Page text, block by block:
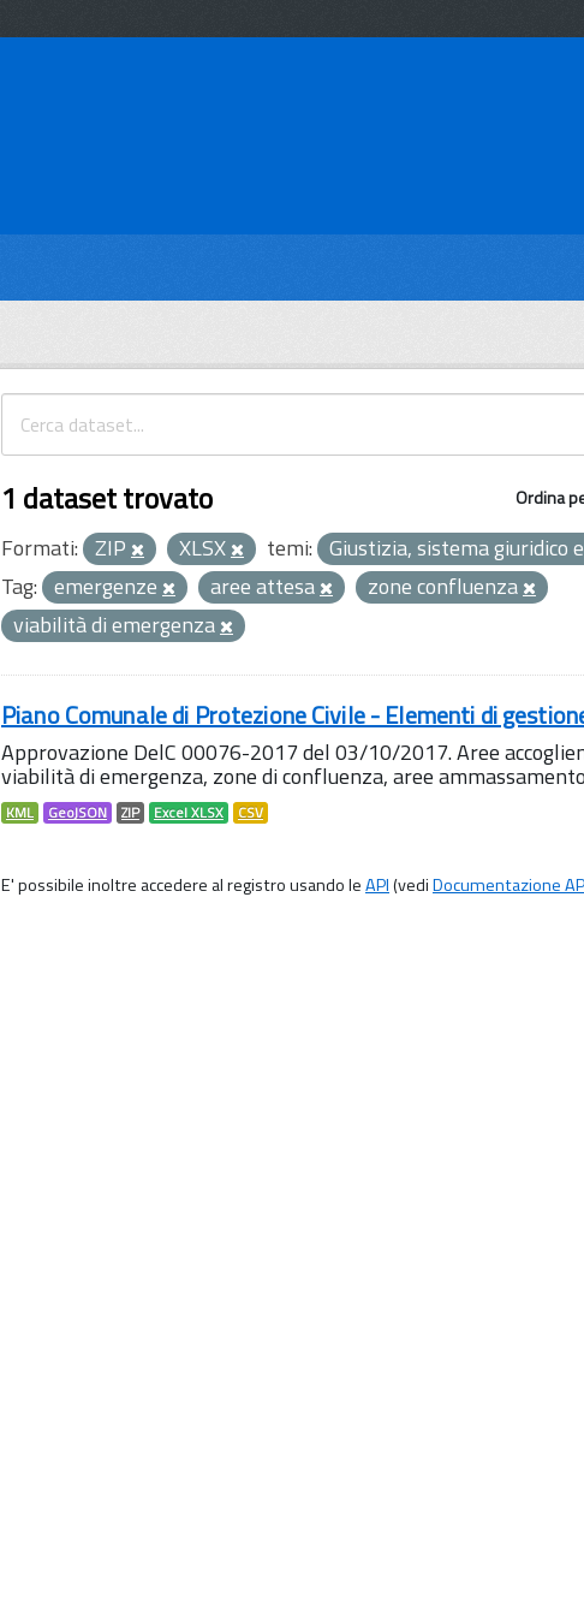
Ordina
1 dataset trovato
Formati: ZIP XLSX temi: Giustizia, sistema giuridico
Tag: emergenze aree attesa
zone confluenza
viabilità di emergenza
Piano Comunale di Protezione Civile - Elementi di
Approvazione DelC 00076-2017 del 03/10/2017. Aree
viabilità di emergenza, zone di confluenza, aree ammassamento
KML GeoJSON ZIP Excel XLSX CSV
E' possibile inoltre accedere al registro usando leAPI(vediDocumentazione